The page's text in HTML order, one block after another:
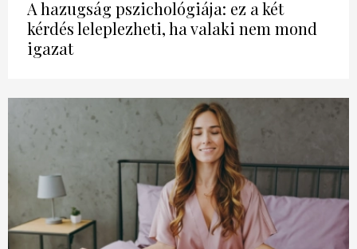
A hazugság pszichológiája: ez a két
kérdés leleplezheti, ha valaki nem mond
igazat